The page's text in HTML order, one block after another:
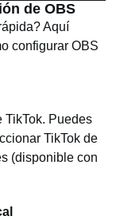
de OBS
Aquí
configurar OBS
TikTok. Puedes
TikTok de
(disponible con